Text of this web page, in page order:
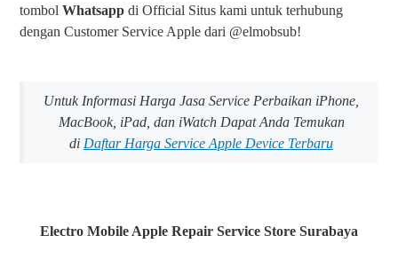
tombol Whatsapp di Official Situs kami untuk terhubung
dengan Customer Service Apple dari @elmobsub!
Untuk Informasi Harga Jasa Service Perbaikan iPhone,
MacBook, iPad, dan iWatch Dapat Anda Temukan
di Daftar Harga Service Apple Device Terbaru
Electro Mobile Apple Repair Service Store Surabaya